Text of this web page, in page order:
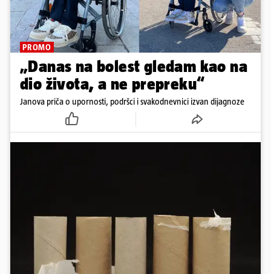
PROMO
„Danas na bolest gledam kao na
dio života, a ne prepreku“
Janova priča o upornosti, podršci i svakodnevnici izvan dijagnoze